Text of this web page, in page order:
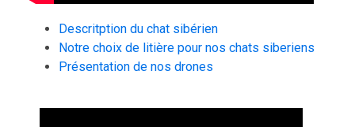
Descritption du chat sibérien
Notre choix de litière pour nos chats siberiens
Présentation de nos drones